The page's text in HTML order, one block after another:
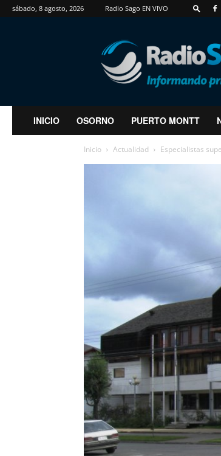
sábado, 8 agosto, 2026 Radio Sago EN VIVO
RadioSago
INICIO OSORNO PUERTO MONTT
Inicio Actualidad Especialistas